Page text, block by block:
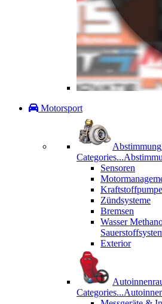
Motorsport
Abstimmung
Categories...
Sensoren
Zündsysteme
Bremsen
Wasser
Exterior
Categories...